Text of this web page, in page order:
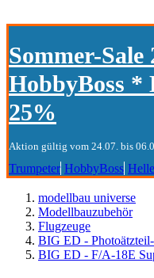
Sommer-
HobbyBoss
25%
Aktion gültig vom 24.07. bis
Trumpeter HobbyBoss
modellbau universe
Modellbauzubehör
Flugzeuge
BIG ED -
BIG ED - F/A-18E